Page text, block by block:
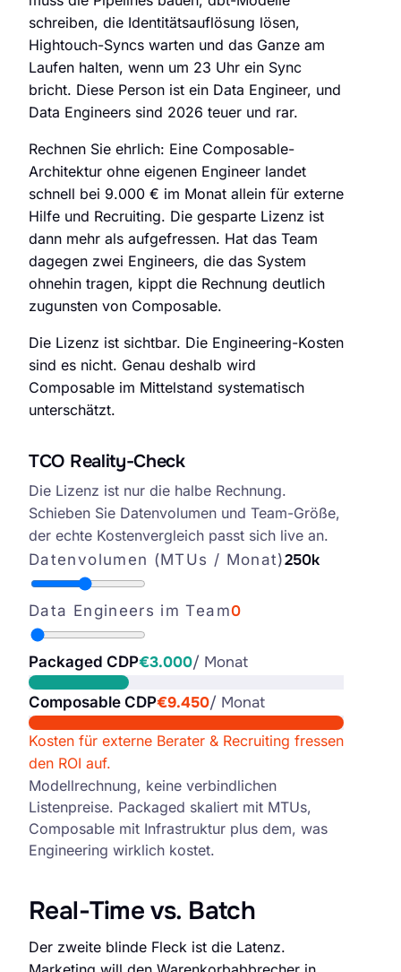
schreiben, die Identitätsauflösung lösen,
Hightouch-Syncs warten und das Ganze am
Laufen halten, wenn um 23 Uhr ein Sync
bricht. Diese Person ist ein Data Engineer, und
Data Engineers sind 2026 teuer und rar.
Rechnen Sie ehrlich: Eine Composable-
Architektur ohne eigenen Engineer landet
schnell bei 9.000 € im Monat allein für externe
Hilfe und Recruiting. Die gesparte Lizenz ist
dann mehr als aufgefressen. Hat das Team
dagegen zwei Engineers, die das System
ohnehin tragen, kippt die Rechnung deutlich
zugunsten von Composable.
Die Lizenz ist sichtbar. Die Engineering-Kosten
sind es nicht. Genau deshalb wird
Composable im Mittelstand systematisch
unterschätzt.
CDP Total Cost of Ownership, Packaged vs. Composable
TCO Reality-Check
Die Lizenz ist nur die halbe Rechnung.
Schieben Sie Datenvolumen und Team-Größe,
der echte Kostenvergleich passt sich live an.
Datenvolumen (MTUs / Monat)250k
Data Engineers im Team0
Packaged CDP€3.000/ Monat
Composable CDP€9.450/ Monat
Kosten für externe Berater & Recruiting fressen
den ROI auf.
Modellrechnung, keine verbindlichen
Listenpreise. Packaged skaliert mit MTUs,
Composable mit Infrastruktur plus dem, was
Engineering wirklich kostet.
Real-Time vs. Batch
Der zweite blinde Fleck ist die Latenz.